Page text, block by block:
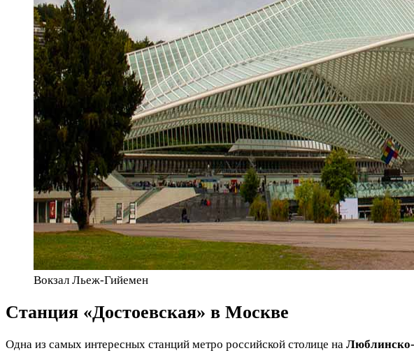
Вокзал Льеж-Гийемен
Станция «Достоевская» в Москве
Одна из самых интересных станций метро российской столице на